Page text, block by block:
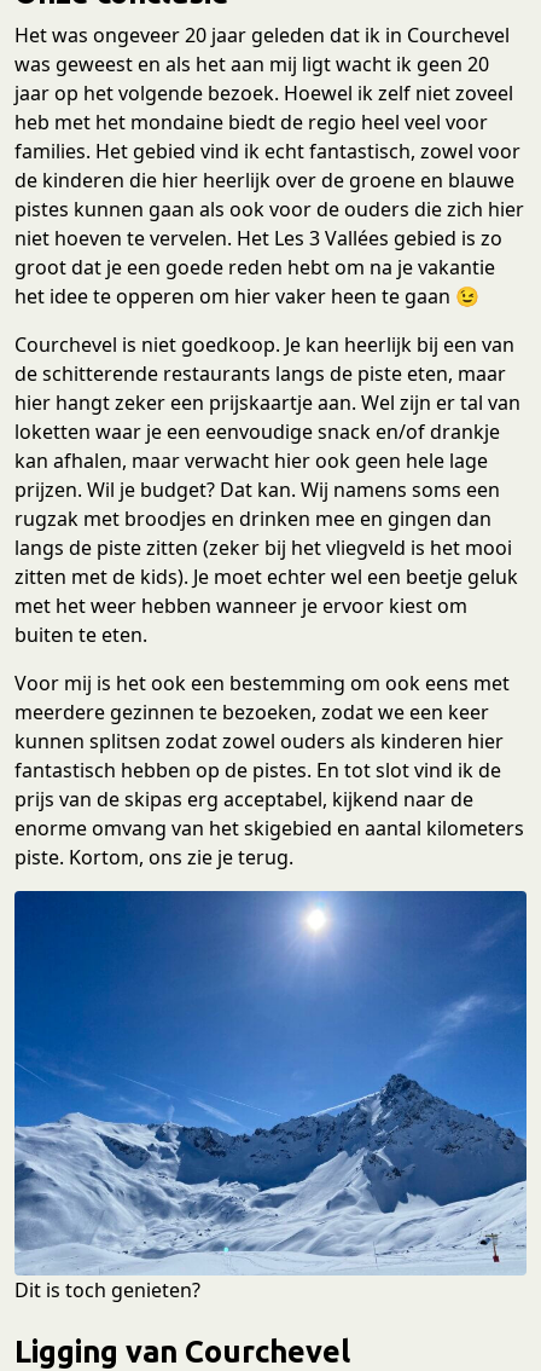
Het was ongeveer 20 jaar geleden dat ik in Courchevel
was geweest en als het aan mij ligt wacht ik geen 20
jaar op het volgende bezoek. Hoewel ik zelf niet zoveel
heb met het mondaine biedt de regio heel veel voor
families. Het gebied vind ik echt fantastisch, zowel voor
de kinderen die hier heerlijk over de groene en blauwe
pistes kunnen gaan als ook voor de ouders die zich hier
niet hoeven te vervelen. Het Les 3 Vallées gebied is zo
groot dat je een goede reden hebt om na je vakantie
het idee te opperen om hier vaker heen te gaan 😉
Courchevel is niet goedkoop. Je kan heerlijk bij een van
de schitterende restaurants langs de piste eten, maar
hier hangt zeker een prijskaartje aan. Wel zijn er tal van
loketten waar je een eenvoudige snack en/of drankje
kan afhalen, maar verwacht hier ook geen hele lage
prijzen. Wil je budget? Dat kan. Wij namens soms een
rugzak met broodjes en drinken mee en gingen dan
langs de piste zitten (zeker bij het vliegveld is het mooi
zitten met de kids). Je moet echter wel een beetje geluk
met het weer hebben wanneer je ervoor kiest om
buiten te eten.
Voor mij is het ook een bestemming om ook eens met
meerdere gezinnen te bezoeken, zodat we een keer
kunnen splitsen zodat zowel ouders als kinderen hier
fantastisch hebben op de pistes. En tot slot vind ik de
prijs van de skipas erg acceptabel, kijkend naar de
enorme omvang van het skigebied en aantal kilometers
piste. Kortom, ons zie je terug.
Dit is toch genieten?
Ligging van Courchevel